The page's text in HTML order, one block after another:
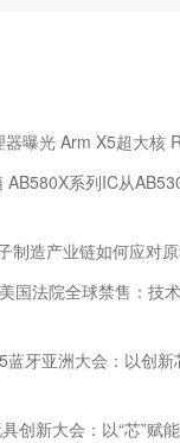
器曝光 Arm X5超大核
AB580X系列IC从
制造产业链如何应对
国法院全球禁售：技
蓝牙亚洲大会：以创
创新大会：以“芯”赋